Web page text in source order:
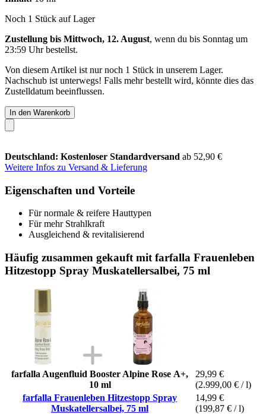
Noch 1 Stück auf Lager
Zustellung bis Mittwoch, 12. August, wenn du bis Sonntag um
23:59 Uhrbestellst.
Von diesem Artikel ist nur noch 1 Stück in unserem Lager.
Nachschub ist unterwegs! Falls mehr bestellt wird, könnte dies das
Zustelldatum beeinflussen.
In den Warenkorb
Deutschland: Kostenloser Standardversand ab 52,90 €
Weitere Infos zu Versand & Lieferung
Eigenschaften und Vorteile
Für normale & reifere Hauttypen
Für mehr Strahlkraft
Ausgleichend & revitalisierend
Häufig zusammen gekauft mit farfalla Frauenleben
Hitzestopp Spray Muskatellersalbei, 75 ml
farfalla Augenfluid Booster Alpine Rose A+,
10 ml
29,99 €
(2.999,00 € / l)
farfalla Frauenleben Hitzestopp Spray
Muskatellersalbei, 75 ml
14,99 €
(199,87 € / l)